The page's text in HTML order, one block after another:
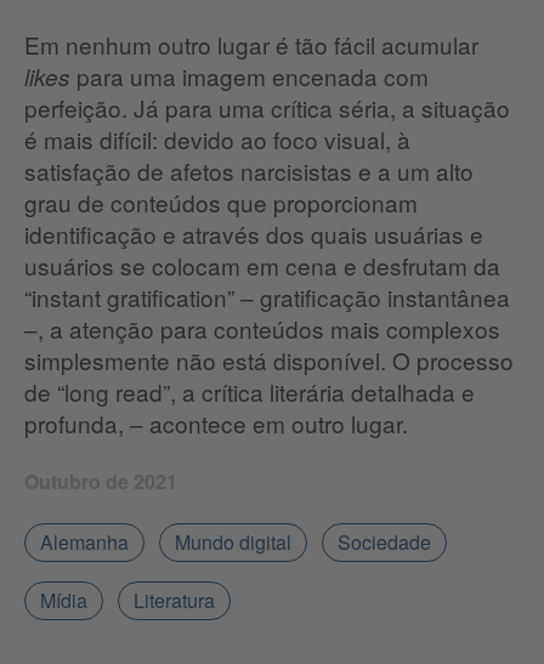
Em nenhum outro lugar é tão fácil acumular
likes para uma imagem encenada com
perfeição. Já para uma crítica séria, a situação
é mais difícil: devido ao foco visual, à
satisfação de afetos narcisistas e a um alto
grau de conteúdos que proporcionam
identificação e através dos quais usuárias e
usuários se colocam em cena e desfrutam da
“instant gratification” – gratificação instantânea
–, a atenção para conteúdos mais complexos
simplesmente não está disponível. O processo
de “long read”, a crítica literária detalhada e
profunda, – acontece em outro lugar.
Outubro de 2021
Alemanha Mundo digital Sociedade
Mídia Literatura